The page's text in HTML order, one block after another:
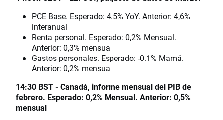
PCE Base. Esperado: 4.5% YoY. Anterior: 4,6%
interanual
Renta personal. Esperado: 0,2% Mensual.
Anterior: 0,3% mensual
Gastos personales. Esperado: -0.1% Mamá.
Anterior: 0,2% mensual
14:30 BST - Canadá, informe mensual del PIB de
febrero. Esperado: 0,2% Mensual. Anterior: 0,5%
mensual